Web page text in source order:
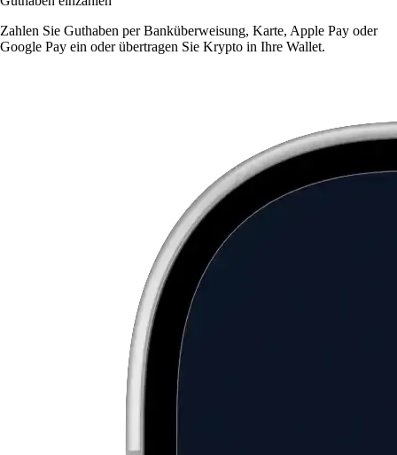
Zahlen Sie Guthaben per Banküberweisung, Karte, Apple Pay oder
Google Pay ein oder übertragen Sie Krypto in Ihre Wallet.